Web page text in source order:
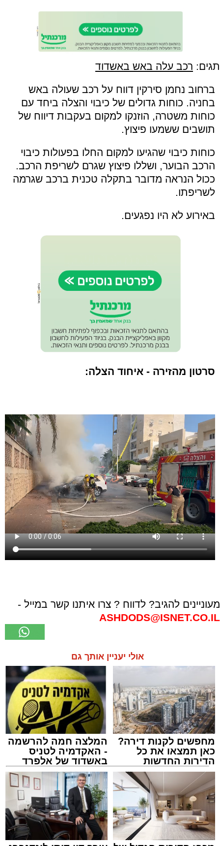
תגים: רכב עלה באש באשדוד
ברחוב נחמן סירקין דווח על רכב שעולה באש
בחניה. כוחות גדולים של כיבוי והצלה ביחד עם
כוחות משטרה, הוזנקו למקום בעקבות דיווח של
תושבים ששמעו פיצוץ.
כוחות כיבוי שהגיעו למקום החלו בפעולות כיבוי
הרכב הבוער, ושללו פיצוץ שגרם לשריפת הרכב.
ככול הנראה מדובר בתקלה טכנית ברכב שגרמה
לשריפתו.
באירוע לא היו נפגעים.
סרטון מהזירה - איחוד הצלה:
מעוניינים להגיב? לדווח ? צרו איתנו קשר במייל -
ASHDODS@ISNET.CO.IL
אולי יעניין אותך גם
מחפשים לקנות דירה?
כאן תמצאו את כל
הדירות החדשות
למכירה באשדוד >>>
המלצה חמה להרשמה
- האקדמיה לטניס
באשדוד של אלפרד
קריאולנסקי - לילדים